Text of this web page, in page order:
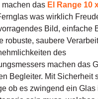
machen das El Range 10
was wirklich
Bild, einfache
robuste, saubere
des
machen das
Begleiter. Mit Sicherheit
ob es zwingend ein Glas